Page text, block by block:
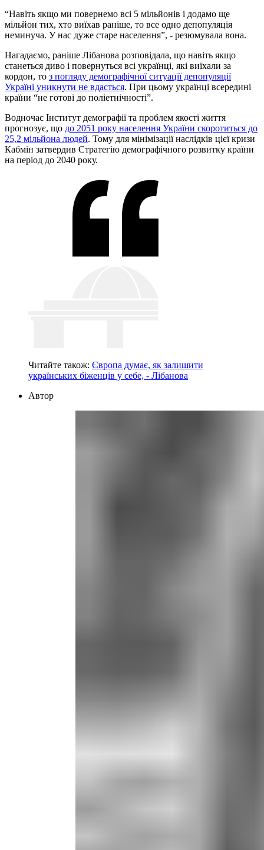
“Навіть якщо ми повернемо всі 5 мільйонів і додамо ще
мільйон тих, хто виїхав раніше, то все одно депопуляція
неминуча. У нас дуже старе населення”, - резюмувала вона.
Нагадаємо, раніше Лібанова розповідала, що навіть якщо
станеться диво і повернуться всі українці, які виїхали за
кордон, то з погляду демографічної ситуації депопуляції
Україні уникнути не вдасться. При цьому українці всередині
країни “не готові до поліетнічності”.
Водночас Інститут демографії та проблем якості життя
прогнозує, що до 2051 року населення України скоротиться до
25,2 мільйона людей. Тому для мінімізації наслідків цієї кризи
Кабмін затвердив Стратегію демографічного розвитку країни
на період до 2040 року.
Читайте також: Європа думає, як залишити
українських біженців у себе, - Лібанова
Автор